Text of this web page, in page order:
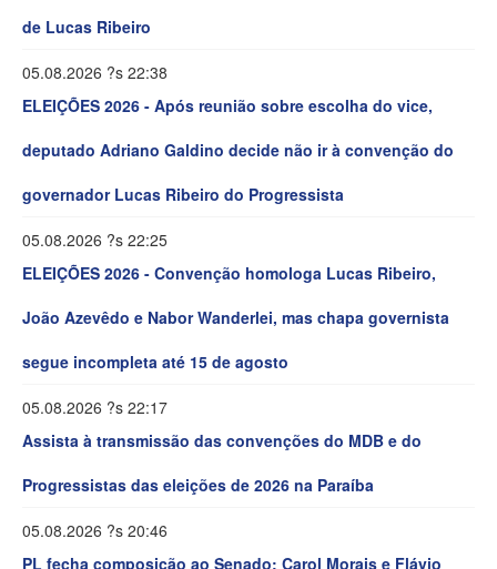
de Lucas Ribeiro
05.08.2026 ?s 22:38
ELEIÇÕES 2026 - Após reunião sobre escolha do vice,
deputado Adriano Galdino decide não ir à convenção do
governador Lucas Ribeiro do Progressista
05.08.2026 ?s 22:25
ELEIÇÕES 2026 - Convenção homologa Lucas Ribeiro,
João Azevêdo e Nabor Wanderlei, mas chapa governista
segue incompleta até 15 de agosto
05.08.2026 ?s 22:17
Assista à transmissão das convenções do MDB e do
Progressistas das eleições de 2026 na Paraíba
05.08.2026 ?s 20:46
PL fecha composição ao Senado: Carol Morais e Flávio